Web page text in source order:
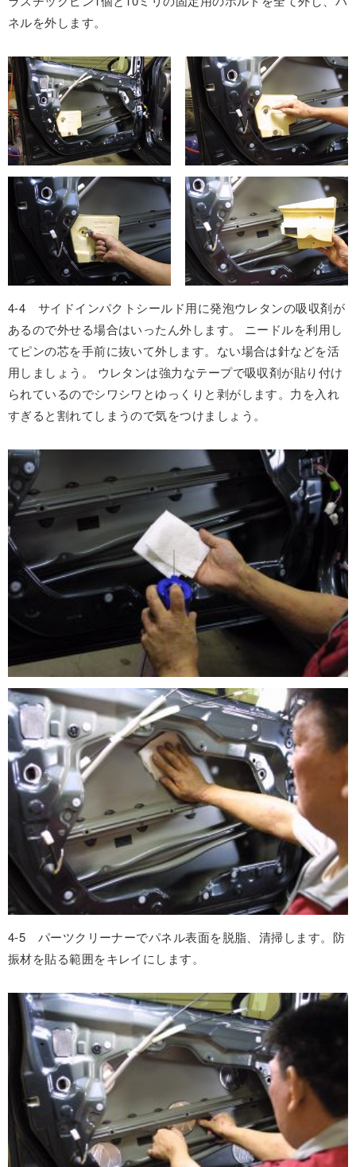
ネルを外します。
4-4 サイドインパクトシールド用に発泡ウレタンの吸収剤が
あるので外せる場合はいったん外します。 ニードルを利用し
てピンの芯を手前に抜いて外します。ない場合は針などを活
用しましょう。 ウレタンは強力なテープで吸収剤が貼り付け
られているのでシワシワとゆっくりと剥がします。力を入れ
すぎると割れてしまうので気をつけましょう。
4-5 パーツクリーナーでパネル表面を脱脂、清掃します。防
振材を貼る範囲をキレイにします。